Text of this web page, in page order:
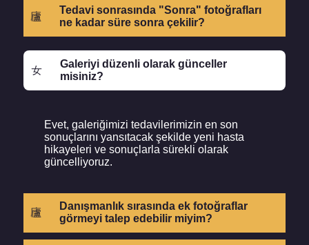
Tedavi sonrasında "Sonra" fotoğrafları
ne kadar süre sonra çekilir?
Galeriyi düzenli olarak günceller
misiniz?
Evet, galeriğimizi tedavilerimizin en son
sonuçlarını yansıtacak şekilde yeni hasta
hikayeleri ve sonuçlarla sürekli olarak
güncelliyoruz.
Danışmanlık sırasında ek fotoğraflar
görmeyi talep edebilir miyim?